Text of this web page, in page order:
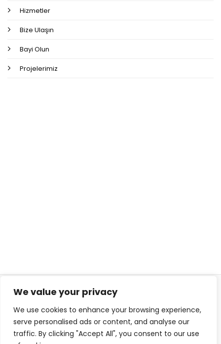
We value your privacy
We use cookies to enhance your browsing experience,
serve personalised ads or content, and analyse our
traffic. By clicking "Accept All", you consent to our use
Hizmetler
Bize Ulaşın
Bayi Olun
Projelerimiz
© 2026 ISL TECHS
WEB TASARIM